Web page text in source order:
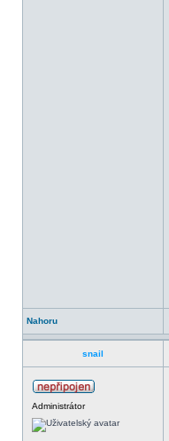
Nahoru
snail
Administrátor